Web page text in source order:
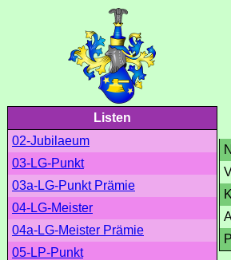
Listen
02-Jubilaeum
03-LG-Punkt
03a-LG-Punkt Prämie
04-LG-Meister
04a-LG-Meister Prämie
05-LP-Punkt